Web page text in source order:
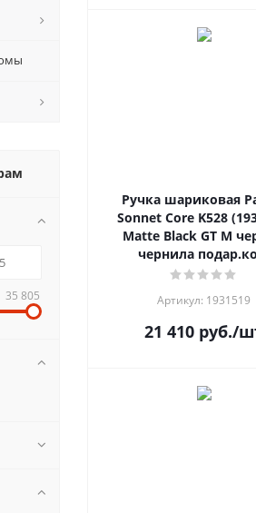
Ручка шариковая
Sonnet Core K528
Matte Black GT M
чернила
Артикул: 1931519
21 410 руб./
35 805